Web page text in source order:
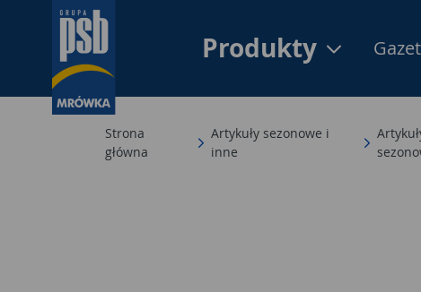
Produkty
Strona
główna
Artykuły sezonowe i
inne